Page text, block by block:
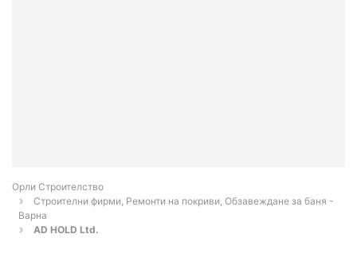
Орли Строителство
Строителни фирми, Ремонти на покриви, Обзавеждане за баня -
Варна
AD HOLD Ltd.